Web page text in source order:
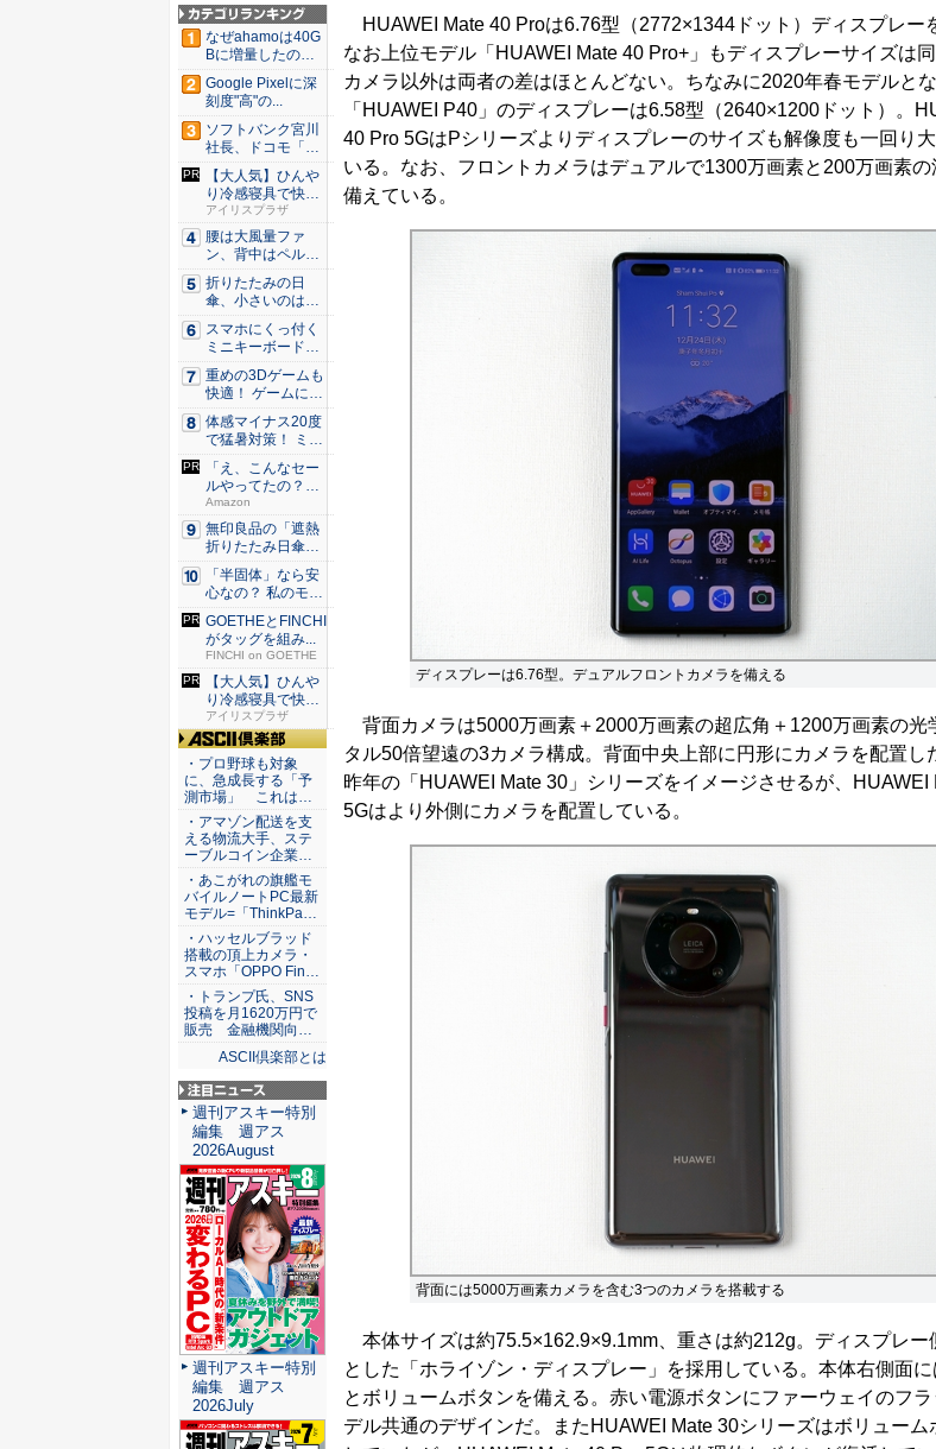
HUAWEI Mate 40 Proは6.76型（2772×1344ドット）ディスプレー
なお上位モデル「HUAWEI Mate 40 Pro+」もディスプレーサイズは
カメラ以外は両者の差はほとんどない。ちなみに2020年春モデルと
「HUAWEI P40」のディスプレーは6.58型（2640×1200ドット）。
40 Pro 5GはPシリーズよりディスプレーのサイズも解像度も一回り
いる。なお、フロントカメラはデュアルで1300万画素と200万画素
備えている。
ディスプレーは6.76型。デュアルフロントカメラを備える
背面カメラは5000万画素＋2000万画素の超広角＋1200万画素の光
タル50倍望遠の3カメラ構成。背面中央上部に円形にカメラを配置し
昨年の「HUAWEI Mate 30」シリーズをイメージさせるが、HUAWEI
5Gはより外側にカメラを配置している。
背面には5000万画素カメラを含む3つのカメラを搭載する
本体サイズは約75.5×162.9×9.1mm、重さは約212g。ディスプレー
とした「ホライゾン・ディスプレー」を採用している。本体右側面
とボリュームボタンを備える。赤い電源ボタンにファーウェイのフ
デル共通のデザインだ。またHUAWEI Mate 30シリーズはボリューム
USB Type-C - MS
Office 2021 - Win11
搭載
なぜahamoは40G
Bに増量したの
か ...
Google Pixelに深
刻度"高"の...
ソフトバンク宮川
社長、ドコモ「ah
amo...
【大人気】ひんや
り冷感寝具で快適
な睡眠を...
アイリスプラザ
腰は大風量ファ
ン、背中はペルチ
ェ冷却。ダ...
折りたたみの日
傘、小さいのは困
る！ それ...
スマホにくっ付く
ミニキーボード！
触ってわ...
重めの3Dゲームも
快適！ ゲームに強
いH...
体感マイナス20度
で猛暑対策！ ミズ
ノの...
「え、こんなセー
ルやってたの？」
80％O...
Amazon
無印良品の「遮熱
折りたたみ日傘」
約160...
「半固体」なら安
心なの？ 私のモバ
イルバ...
GOETHEとFINCHI
がタッグを組み...
FINCHI on GOETHE
【大人気】ひんや
り冷感寝具で快適
な睡眠を...
アイリスプラザ
ASCII倶楽部
・プロ野球も対象
に、急成長する「予
測市場」 これは…
・アマゾン配送を支
える物流大手、ステ
ーブルコイン企業…
・あこがれの旗艦モ
バイルノートPC最新
モデル=「ThinkPa…
・ハッセルブラッド
搭載の頂上カメラ・
スマホ「OPPO Fin…
・トランプ氏、SNS
投稿を月1620万円で
販売 金融機関向…
ASCII倶楽部とは
注目ニュース
週刊アスキー特別
編集 週アス
2026August
週刊アスキー特別
編集 週アス
2026July